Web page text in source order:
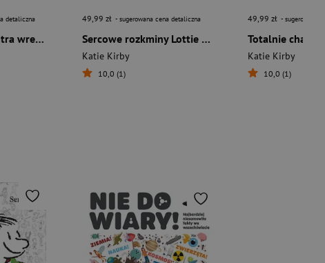
detaliczna
Lottie Brooks kontra wredne dziewczyny
49,99 zł - sugerowana cena detaliczna
Sercowe rozkminy Lottie Brooks [2025]
Katie Kirby
10,0 (1)
49,99 zł - sugerowana
Katie Kirby
10,0 (1)